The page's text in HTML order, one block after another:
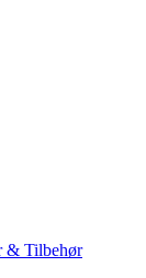
& Tilbehør